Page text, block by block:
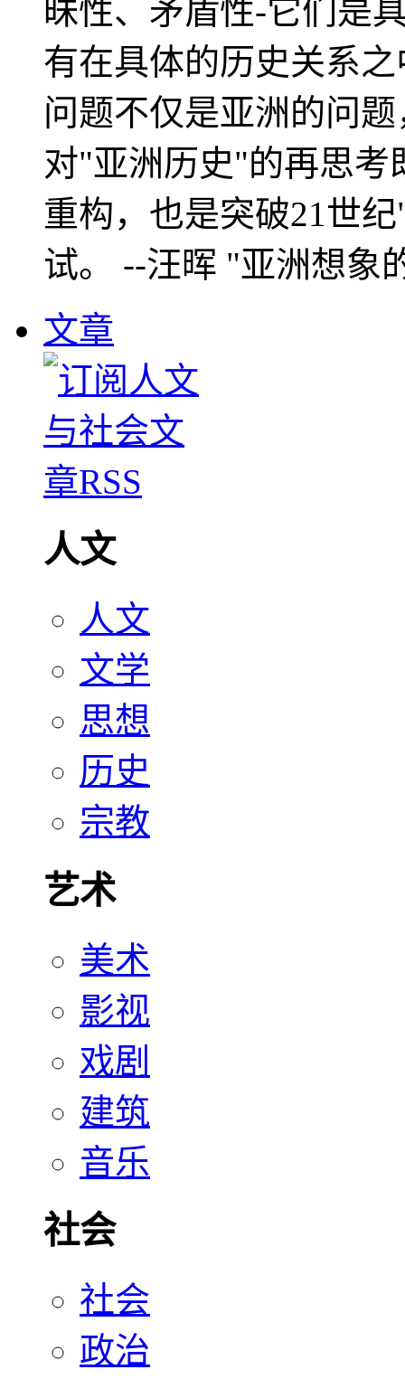
昧性、矛盾性-它们是
有在具体的历史关系
问题不仅是亚洲的问
对"亚洲历史"的再思考
重构，也是突破21世
试。 --汪晖 "亚洲想象
文章
人文
人文
文学
思想
历史
宗教
艺术
美术
影视
戏剧
建筑
音乐
社会
社会
政治